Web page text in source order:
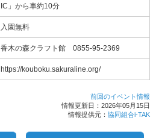
IC」から車約10分
入園無料
香木の森クラフト館 0855-95-2369
https://kouboku.sakuraline.org/
前回のイベント情報
情報更新日：2026年05月15日
情報提供元： 協同組合i-TAK